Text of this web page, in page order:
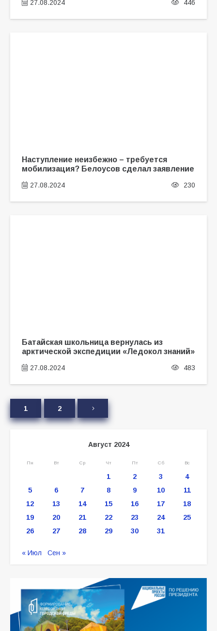
27.08.2024 446
Наступление неизбежно – требуется
мобилизация? Белоусов сделал заявление
27.08.2024 230
Батайская школьница вернулась из
арктической экспедиции «Ледокол знаний»
27.08.2024 483
1 2
Август 2024
Пн Вт Ср Чт Пт Сб Вс
1 2 3
4
5
6 7 8 9 10
11
12
13 14 15 16 17
18
19
20 21 22 23 24
25
26
27 28 29 30 31
« Июл Сен »